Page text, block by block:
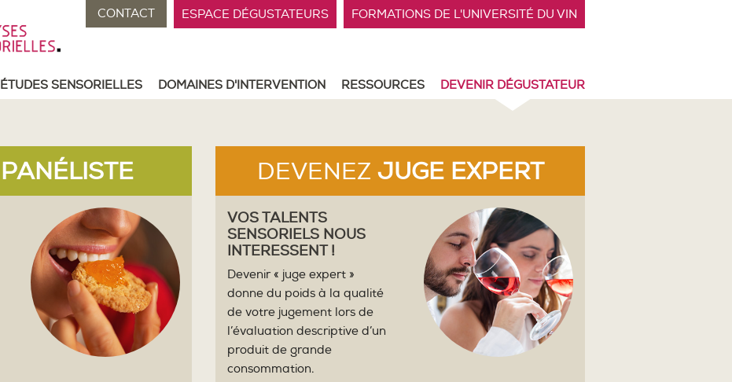
CONTACT ESPACE DÉGUSTATEURS FORMATIONS DE L'UNIVERSITÉ DU VIN
ÉTUDES SENSORIELLES DOMAINES D'INTERVENTION RESSOURCES DEVENIR DÉGUSTATEUR
PANÉLISTE DEVENEZ JUGE EXPERT
VOS TALENTS
SENSORIELS NOUS
INTERESSENT !
Devenir « juge expert »
donne du poids à la qualité
de votre jugement lors de
l’évaluation descriptive d’un
produit de grande
consommation.